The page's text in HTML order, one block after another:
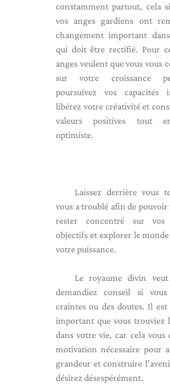
constamment partout, cela
vos anges gardiens ont
changement important
qui doit être rectifié. Pour
anges veulent que vous vous
sur votre croissance
poursuivez vos capacités
libérez votre créativité et
valeurs positives tout
optimiste.
Laissez derrière vous
vous a troublé afin de
rester concentré sur vos
objectifs et explorer le
votre puissance.
Le royaume divin
demandiez conseil si
craintes ou des doutes. Il est
important que vous trouviez
dans votre vie, car cela vous
motivation nécessaire pour
grandeur et construire
désirez désespérément.